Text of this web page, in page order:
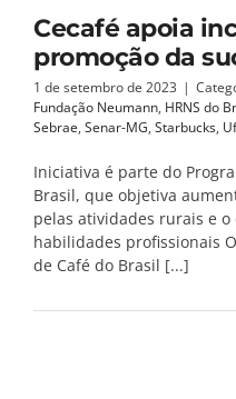
Cecafé apoia
promoção da
1 de setembro de 2023 |
Fundação Neumann, HRNS do
Sebrae, Senar-MG, Starbucks,
Iniciativa é parte do
Brasil, que objetiva
pelas atividades rurais e
habilidades profissionais
de Café do Brasil [...]